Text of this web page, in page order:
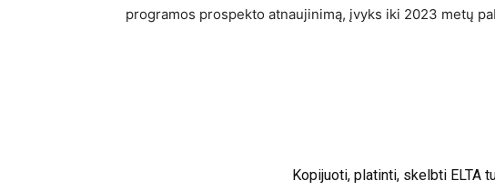
programos prospekto atnaujinimą, įvyks iki 2023 metų
Kopijuoti, platinti, skelbti ELTA